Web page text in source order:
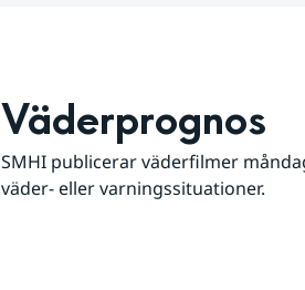
Väderprognos
SMHI publicerar väderfilmer
väder- eller varningssituationer.